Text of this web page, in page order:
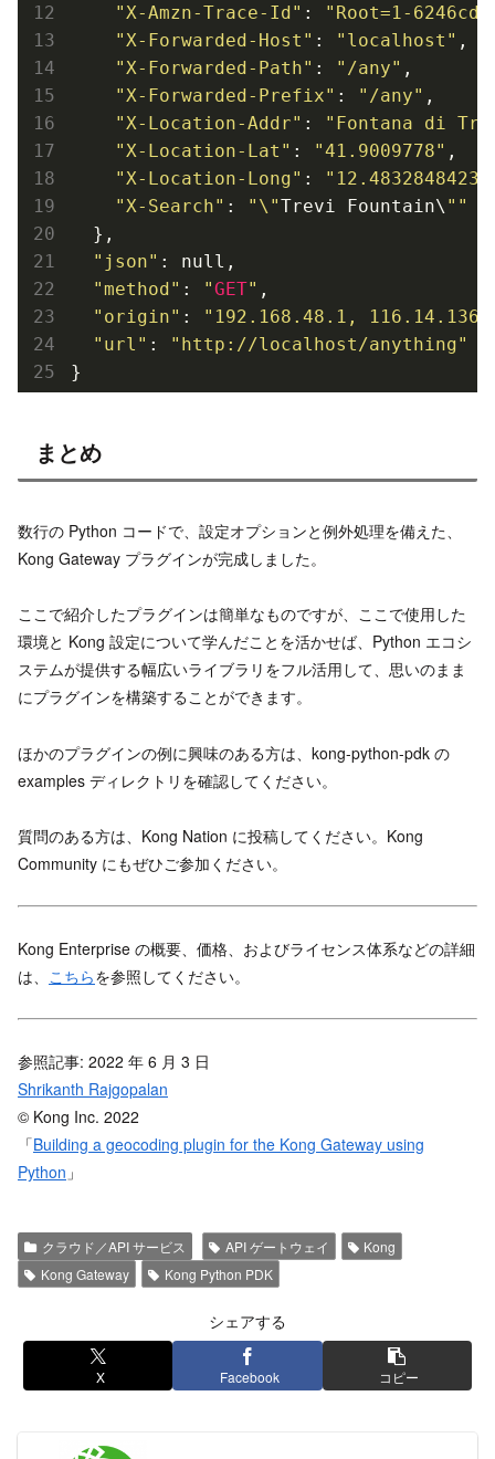
"X-Amzn-Trace-Id" :
"Root=1-
"X-Forwarded-Host" : "localhost" ,
"X-Forwarded-Path" : "/any" ,
"X-Forwarded-Prefix" : "/any" ,
"X-Location-Addr" :
"Fontana di
"X-Location-Lat" : "41.9009778" ,
"X-Location-Long" :
"X-Search" : "\"Trevi Fountain\ ""
  },
"json" : null,
"method" : "GET" ,
"origin" :
"192.168.48.1,
"url" :
"http://localhost/anything"
}
まとめ
数行の Python コードで、設定オプションと例外処理を備えた、
Kong Gateway プラグインが完成しました。
ここで紹介したプラグインは簡単なものですが、ここで使用した
環境と Kong 設定について学んだことを活かせば、Python エコシ
ステムが提供する幅広いライブラリをフル活用して、思いのまま
にプラグインを構築することができます。
ほかのプラグインの例に興味のある方は、kong-python-pdk の
examples ディレクトリを確認してください。
質問のある方は、Kong Nation に投稿してください。Kong
Community にもぜひご参加ください。
Kong Enterprise の概要、価格、およびライセンス体系などの詳細
は、 こちらを参照してください。
参照記事: 2022 年 6 月 3 日
Shrikanth Rajgopalan
© Kong Inc. 2022
「Building a geocoding plugin for the Kong Gateway using
Python 」
クラウド／API サービス API ゲートウェイ
Kong
Kong Gateway
Kong Python PDK
シェアする
X Facebook コピー